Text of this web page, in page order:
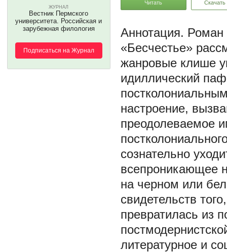
ЖУРНАЛ
Вестник Пермского
университета. Российская и
зарубежная филология
Подписаться на Журнал
Читать Скачать
Роман
«Бесчестье»
жанровые клише
идиллический
настроение,
преодолеваемое
сознательно
всепроникающее
на черном или
свидетельств
превратилась из
литературное и